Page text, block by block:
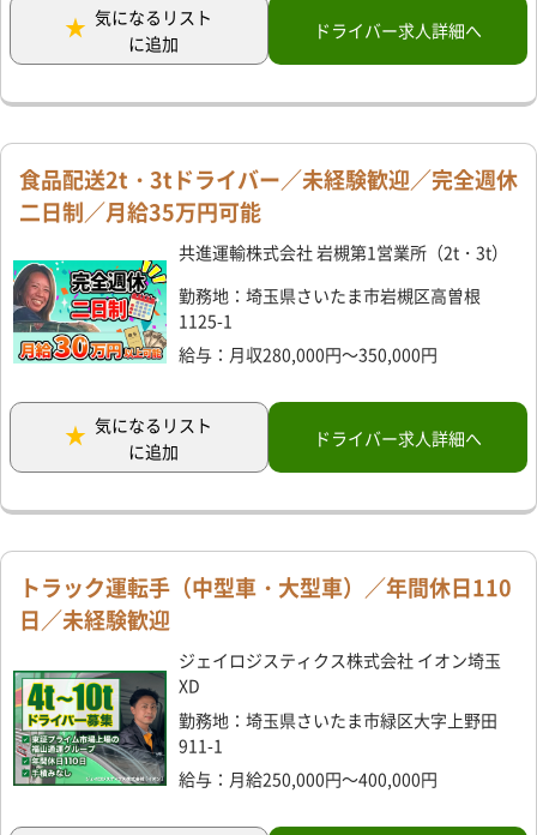
気になるリスト
に追加
ドライバー求人詳細へ
食品配送2t・3tドライバー／未経験歓迎／完全週休
二日制／月給35万円可能
共進運輸株式会社 岩槻第1営業所（2t・3t）
勤務地：埼玉県さいたま市岩槻区高曽根
1125-1
給与：月収280,000円～350,000円
気になるリスト
に追加
ドライバー求人詳細へ
トラック運転手（中型車・大型車）／年間休日110
日／未経験歓迎
ジェイロジスティクス株式会社 イオン埼玉
XD
勤務地：埼玉県さいたま市緑区大字上野田
911-1
給与：月給250,000円～400,000円